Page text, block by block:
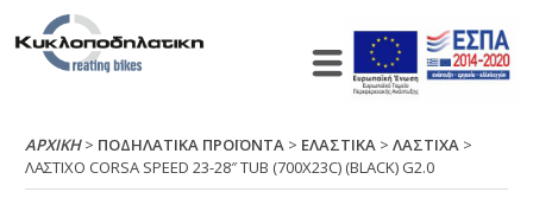
ΑΡΧΙΚΉ> ΠΟΔΗΛΑΤΙΚΑ ΠΡΟΪΟΝΤΑ > ΕΛΑΣΤΙΚΑ >ΛΑΣΤΙΧΑ >
ΛΑΣΤΙΧΟ CΟRSΑ SΡΕΕD 23-28″ ΤUΒ (700Χ23C) (ΒLΑCΚ) G2.0